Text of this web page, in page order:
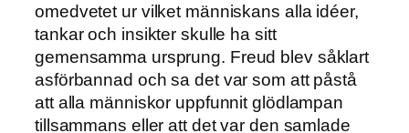
omedvetet ur vilket människans alla idéer,
tankar och insikter skulle ha sitt
gemensamma ursprung. Freud blev såklart
asförbannad och sa det var som att påstå
att alla människor uppfunnit glödlampan
tillsammans eller att det var den samlade